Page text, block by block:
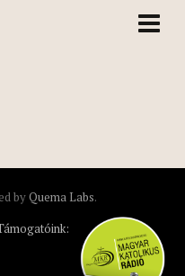
byQuema Labs.